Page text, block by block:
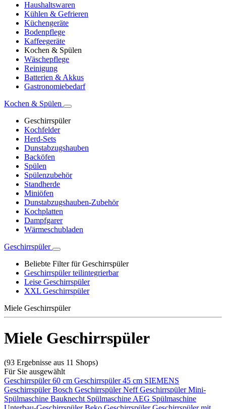
Haushaltswaren
Kühlen & Gefrieren
Küchengeräte
Bodenpflege
Kaffeegeräte
Kochen & Spülen
Wäschepflege
Reinigung
Batterien & Akkus
Gastronomiebedarf
Kochen & Spülen
Geschirrspüler
Kochfelder
Herd-Sets
Dunstabzugshauben
Backöfen
Spülen
Spülenzubehör
Standherde
Miniöfen
Dunstabzugshauben-Zubehör
Kochplatten
Dampfgarer
Wärmeschubladen
Geschirrspüler
Beliebte Filter für Geschirrspüler
Geschirrspüler teilintegrierbar
Leise Geschirrspüler
XXL Geschirrspüler
Miele Geschirrspüler
Miele Geschirrspüler
(93 Ergebnisse aus 11 Shops)
Für Sie ausgewählt
Geschirrspüler 60 cm Geschirrspüler 45 cm SIEMENS
GeschirrspülerBosch GeschirrspülerNeff GeschirrspülerMini-
Spülmaschine Bauknecht Spülmaschine AEG Spülmaschine